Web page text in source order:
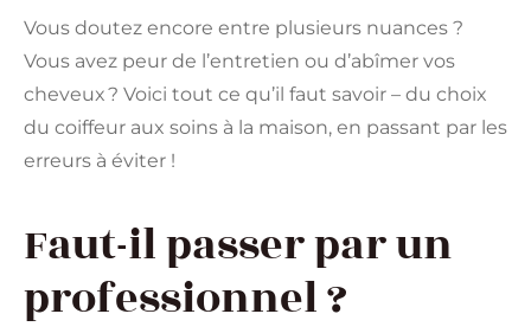
Vous doutez encore entre plusieurs nuances ?
Vous avez peur de l’entretien ou d’abîmer vos
cheveux ? Voici tout ce qu’il faut savoir – du choix
du coiffeur aux soins à la maison, en passant par les
erreurs à éviter !
Faut-il passer par un
professionnel ?